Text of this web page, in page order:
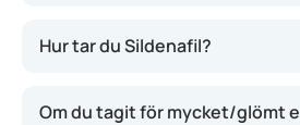
Hur tar du Sildenafil?
Om du tagit för mycket/glömt